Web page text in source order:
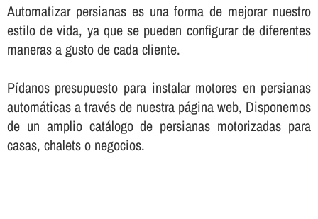
Automatizar persianas es una forma de mejorar nuestro
estilo de vida, ya que se pueden configurar de diferentes
maneras a gusto de cada cliente.
Pí­danos presupuesto para instalar motores en persianas
automáticas a través de nuestra página web, Disponemos
de un amplio catálogo de persianas motorizadas para
casas, chalets o negocios.